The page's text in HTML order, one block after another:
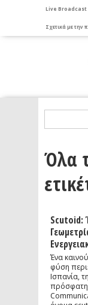
Live Broadcast
Σχετικά με την
Όλα
Scutoid:
Ένα
φύση
Ισπανία,
πρόσφατη